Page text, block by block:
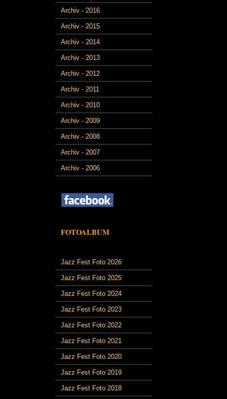
Archiv - 2016
Archiv - 2015
Archiv - 2014
Archiv - 2013
Archiv - 2012
Archiv - 2011
Archiv - 2010
Archiv - 2009
Archiv - 2008
Archiv - 2007
Archiv - 2006
FOTOALBUM
Jazz Fest Foto 2026
Jazz Fest Foto 2025
Jazz Fest Foto 2024
Jazz Fest Foto 2023
Jazz Fest Foto 2022
Jazz Fest Foto 2021
Jazz Fest Foto 2020
Jazz Fest Foto 2019
Jazz Fest Foto 2018